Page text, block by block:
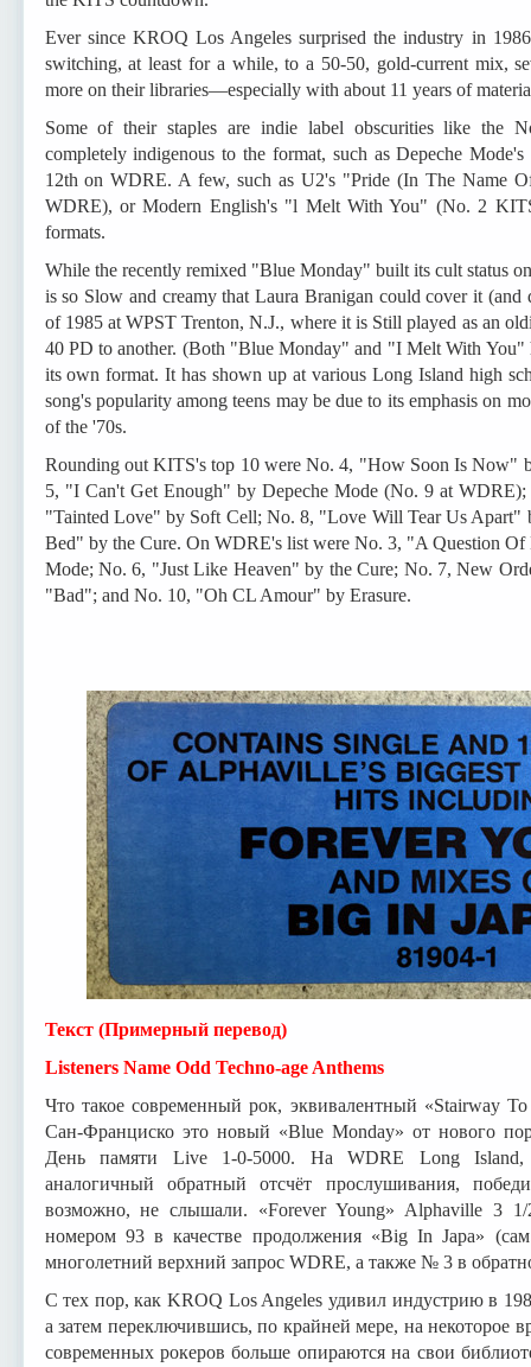
Ever since KROQ Los Angeles surprised the industry in
switching, at least for a while, to a 50-50, gold-current mix,
more on their libraries—especially with about 11 years of
Some of their staples are indie label obscurities like the
completely indigenous to the format, such as Depeche
12th on WDRE. A few, such as U2's "Pride (In The Name
WDRE), or Modern English's "l Melt With You" (No. 2
formats.
While the recently remixed "Blue Monday" built its cult status
is so Slow and creamy that Laura Branigan could cover it
of 1985 at WPST Trenton, N.J., where it is Still played as an
40 PD to another. (Both "Blue Monday" and "I Melt With You"
its own format. It has shown up at various Long Island high
song's popularity among teens may be due to its emphasis on
of the '70s.
Rounding out KITS's top 10 were No. 4, "How Soon Is Now"
5, "I Can't Get Enough" by Depeche Mode (No. 9 at
"Tainted Love" by Soft Cell; No. 8, "Love Will Tear Us
Bed" by the Cure. On WDRE's list were No. 3, "A Question Of
Mode; No. 6, "Just Like Heaven" by the Cure; No. 7, New
"Bad"; and No. 10, "Oh CL Amour" by Erasure.
Текст (Примерный перевод)
Listeners Name Odd Techno-age Anthems
Что такое современный рок, эквивалентный «Stairway
Сан-Франциско это новый «Blue Monday» от нового
День памяти Live 1-0-5000. На WDRE Long
аналогичный обратный отсчёт прослушивания,
возможно, не слышали. «Forever Young» Alphaville 3
номером 93 в качестве продолжения «Big In Japa»
многолетний верхний запрос WDRE, а также № 3 в
С тех пор, как KROQ Los Angeles удивил индустрию в
а затем переключившись, по крайней мере, на некоторое
современных рокеров больше опираются на свои